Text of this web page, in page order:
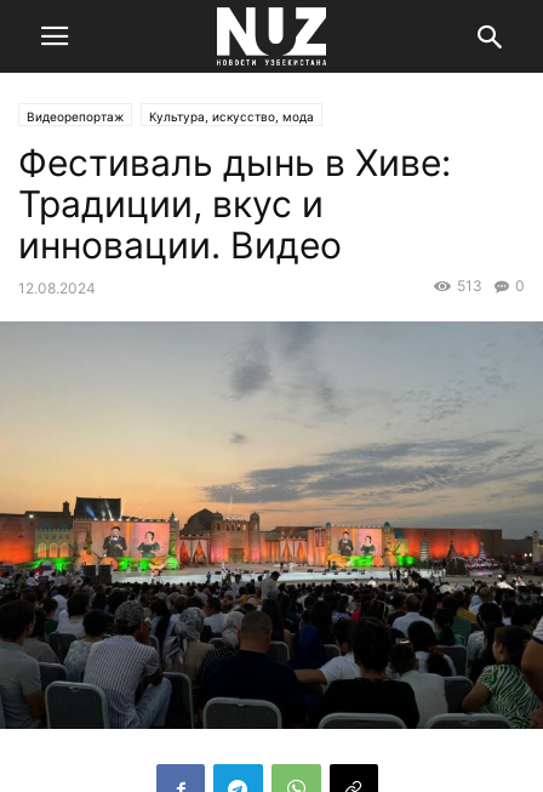
Видеорепортаж Культура, искусство, мода
Фестиваль дынь в Хиве:
Традиции, вкус и
инновации. Видео
12.08.2024 0
513